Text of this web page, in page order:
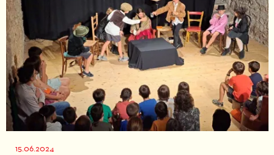
15.06.2024